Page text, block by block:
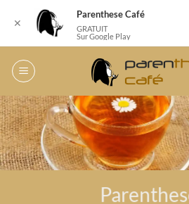
✕
Parenthese Café
GRATUIT
Sur Google Play